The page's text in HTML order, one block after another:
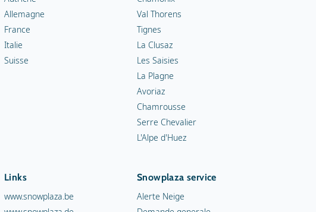
Allemagne
France
Italie
Suisse
Val Thorens
Tignes
La Clusaz
Les Saisies
La Plagne
Avoriaz
Chamrousse
Serre Chevalier
L'Alpe d'Huez
Links
www.snowplaza.be
Snowplaza service
Alerte Neige